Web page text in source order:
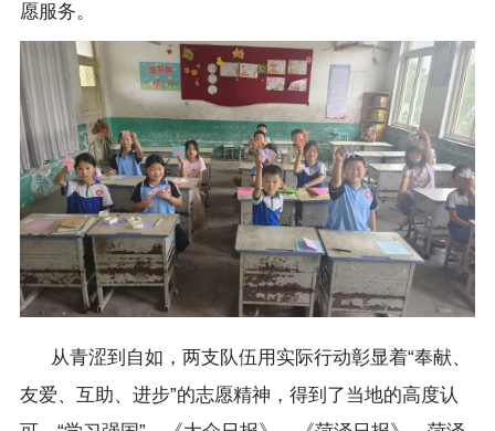
愿服务。
从青涩到自如，两支队伍用实际行动彰显着“奉献、
友爱、互助、进步”的志愿精神，得到了当地的高度认